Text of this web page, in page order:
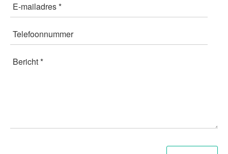
E-mailadres *
Telefoonnummer
Bericht *